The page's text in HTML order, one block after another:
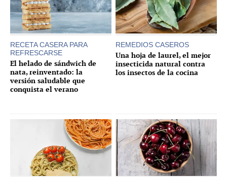
RECETA CASERA PARA
REFRESCARSE
El helado de sándwich de
nata, reinventado: la
versión saludable que
conquista el verano
REMEDIOS CASEROS
Una hoja de laurel, el mejor
insecticida natural contra
los insectos de la cocina